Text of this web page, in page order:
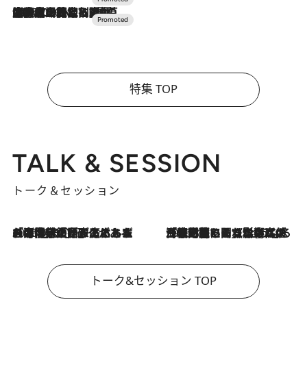
2026.7.10
NEW OPEN！【界 草津】名湯の地に誕生。趣の異なる2種の温泉と上州ならではの会席・蕎麦割烹など美食を味わう究極の癒やし旅
特集 TOP
TALK & SESSION
トーク＆セッション
2026.8.3
「今後値上げがあるとすれば…」「リスクがあるのは今年の冬」エネルギー専門家が語る、ホルムズ海峡封鎖が家庭にもたらす“ある心配” 2026.8.3
「住宅建てられない…」「サーチャージ料の高値が続いている」ホルムズ海峡封鎖による影響はいつまで続く？《エネルギー専門家に聞く“どうなる日本の暮らし”》
トーク&セッション TOP